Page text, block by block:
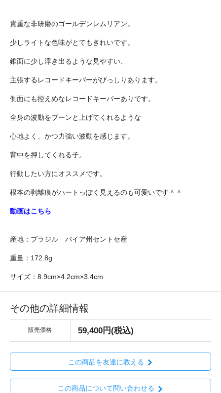
貴重な非研磨のゴールデンレムリアン。
少しライトな色味がとてもきれいです。
錐面に少し浮き出るような見やすい、
主張するレコードキーパーがびっしりあります。
側面にも控えめなレコードキーパーありです。
全身の波動をブーンと上げてくれるような
心地よく、かつ力強い波動を感じます。
背中を押してくれる子。
行動したい方にオススメです。
根本の剥離痕がハートっぽく見えるのも可愛いです＾＾
動画はこちら
産地：ブラジル バイア州セントセ産
重量：172.8g
サイズ：8.9cm×4.2cm×3.4cm
その他の詳細情報
販売価格 59,400円(税込)
この商品を友達に教える
この商品について問い合わせる